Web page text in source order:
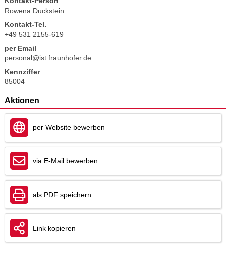
Rowena Duckstein
Kontakt-Tel.
+49 531 2155-619
per Email
personal@ist.fraunhofer.de
Kennziffer
85004
Aktionen
per Website bewerben
via E-Mail bewerben
als PDF speichern
Link kopieren